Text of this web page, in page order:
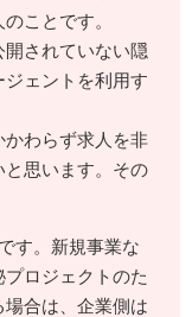
ことです。
されていない隠
ェントを利用す
わらず求人を非
思います。その
す。新規事業な
ロジェクトのた
合は、企業側は